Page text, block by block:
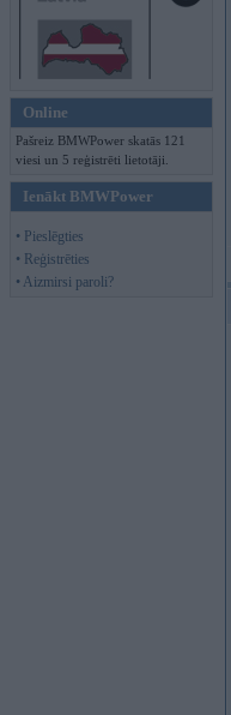
Online
Pašreiz BMWPower skatās 121
viesi un 5 reģistrēti lietotāji.
Ienākt BMWPower
• Pieslēgties
• Reģistrēties
• Aizmirsi paroli?